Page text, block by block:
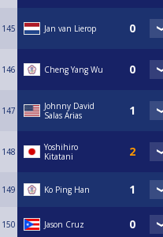
145 Jan van Lierop
146 Cheng Yang Wu
147
Johnny David
Salas Arias
148
Yoshihiro
Kitatani
149 Ko Ping Han
150 Jason Cruz